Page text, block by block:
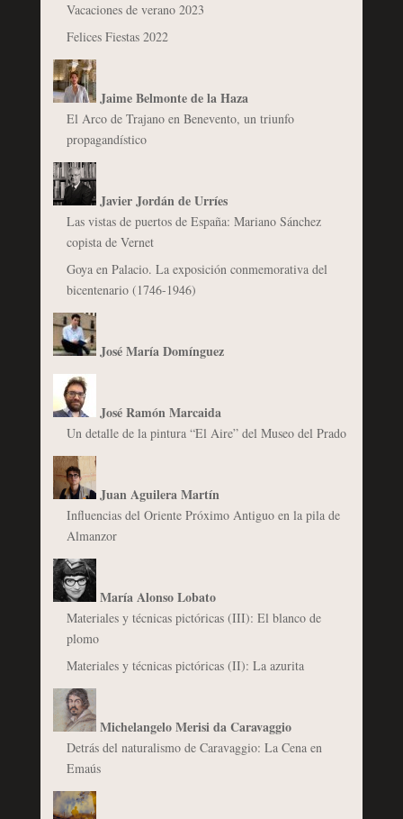
Vacaciones de verano 2023
Felices Fiestas 2022
Jaime Belmonte de la Haza
El Arco de Trajano en Benevento, un triunfo
propagandístico
Javier Jordán de Urríes
Las vistas de puertos de España: Mariano Sánchez
copista de Vernet
Goya en Palacio. La exposición conmemorativa del
bicentenario (1746-1946)
José María Domínguez
José Ramón Marcaida
Un detalle de la pintura “El Aire” del Museo del Prado
Juan Aguilera Martín
Influencias del Oriente Próximo Antiguo en la pila de
Almanzor
María Alonso Lobato
Materiales y técnicas pictóricas (III): El blanco de
plomo
Materiales y técnicas pictóricas (II): La azurita
Michelangelo Merisi da Caravaggio
Detrás del naturalismo de Caravaggio: La Cena en
Emaús